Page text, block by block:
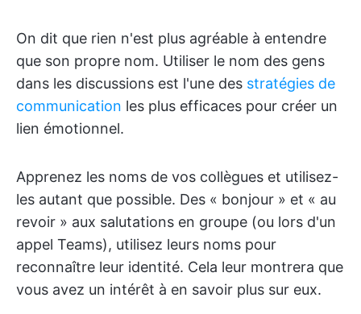
On dit que rien n'est plus agréable à entendre
que son propre nom. Utiliser le nom des gens
dans les discussions est l'une des stratégies de
communication les plus efficaces pour créer un
lien émotionnel.
Apprenez les noms de vos collègues et utilisez-
les autant que possible. Des « bonjour » et « au
revoir » aux salutations en groupe (ou lors d'un
appel Teams), utilisez leurs noms pour
reconnaître leur identité. Cela leur montrera que
vous avez un intérêt à en savoir plus sur eux.